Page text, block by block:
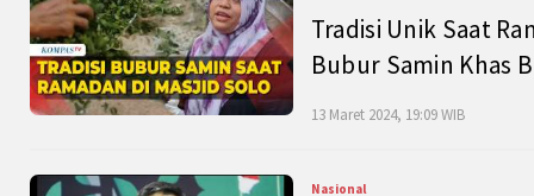
Tradisi Unik Saat
Bubur Samin Khas
13 Maret 2024, 19:09 WIB
Nasional